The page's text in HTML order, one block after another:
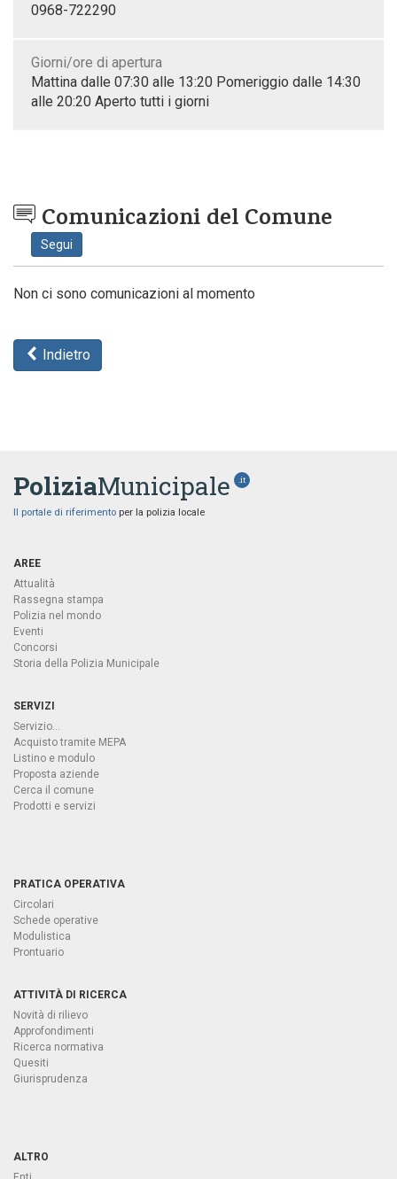
0968-722290
Giorni/ore di apertura
Mattina dalle 07:30 alle 13:20 Pomeriggio dalle 14:30
alle 20:20 Aperto tutti i giorni
Comunicazioni del Comune
Segui
Non ci sono comunicazioni al momento
Indietro
PoliziaMunicipale .it
Il portale di riferimento per la polizia locale
AREE
Attualità
Rassegna stampa
Polizia nel mondo
Eventi
Concorsi
Storia della Polizia Municipale
SERVIZI
Servizio...
Acquisto tramite MEPA
Listino e modulo
Proposta aziende
Cerca il comune
Prodotti e servizi
PRATICA OPERATIVA
Circolari
Schede operative
Modulistica
Prontuario
ATTIVITÀ DI RICERCA
Novità di rilievo
Approfondimenti
Ricerca normativa
Quesiti
Giurisprudenza
ALTRO